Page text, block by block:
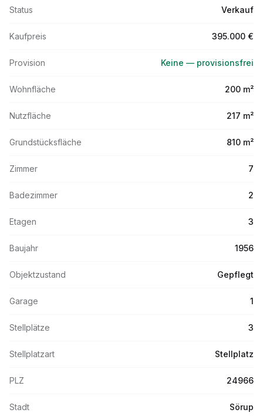
Status Verkauf
Kaufpreis 395.000 €
Provision Keine — provisionsfrei
Wohnfläche 200 m²
Nutzfläche 217 m²
Grundstücksfläche 810 m²
Zimmer 7
Badezimmer 2
Etagen 3
Baujahr 1956
Objektzustand Gepflegt
Garage 1
Stellplätze 3
Stellplatzart Stellplatz
PLZ 24966
Stadt Sörup